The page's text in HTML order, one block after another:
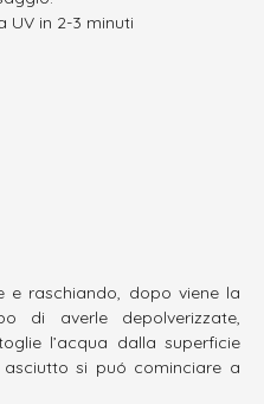
UV in 2-3 minuti
e raschiando, dopo viene la
di averle depolverizzate,
l’acqua dalla superficie
si puó cominciare a